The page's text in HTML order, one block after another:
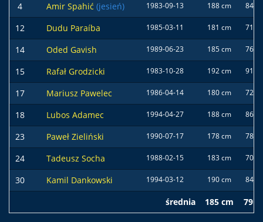
4 Amir Spahić (jesień) 1983-09-13 188 cm 84 kg
12 Dudu Paraíba 1985-03-11 181 cm 71 kg
14 Oded Gavish 1989-06-23 185 cm 76 kg
15 Rafał Grodzicki 1983-10-28 192 cm 91 kg
17 Mariusz Pawelec 1986-04-14 180 cm 72 kg
18 Lubos Adamec 1994-04-27 188 cm 86 kg
23 Paweł Zieliński 1990-07-17 178 cm 78 kg
24 Tadeusz Socha 1988-02-15 183 cm 70 kg
30 Kamil Dankowski 1994-03-12 190 cm 84 kg
średnia 185 cm 79